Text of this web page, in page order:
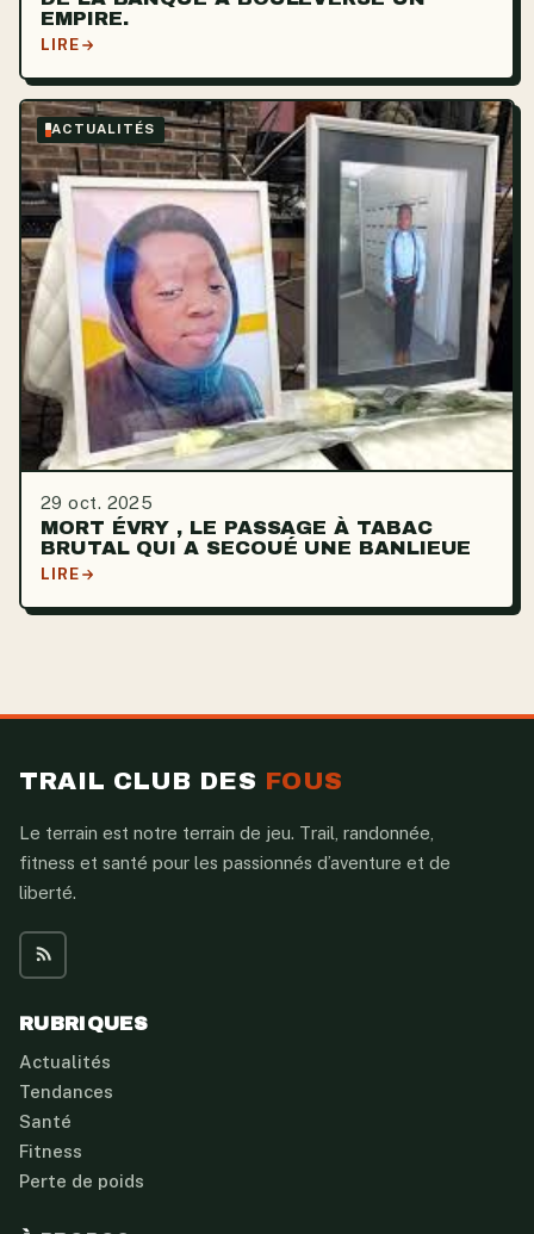
EMPIRE.
LIRE
ACTUALITÉS
29 oct. 2025
MORT ÉVRY , LE PASSAGE À TABAC
BRUTAL QUI A SECOUÉ UNE BANLIEUE
LIRE
TRAIL CLUB DES FOUS
Le terrain est notre terrain de jeu. Trail, randonnée,
fitness et santé pour les passionnés d’aventure et de
liberté.
RUBRIQUES
Actualités
Tendances
Santé
Fitness
Perte de poids